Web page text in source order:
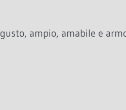
ampio, amabile e